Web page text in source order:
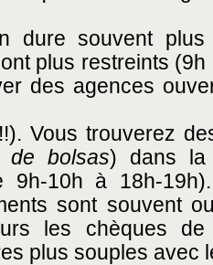
dure souvent
plus restreints
des agences
Vous trouverez
de bolsas) dans la
9h-10h à 18h-
sont souvent
les chèques
plus souples avec